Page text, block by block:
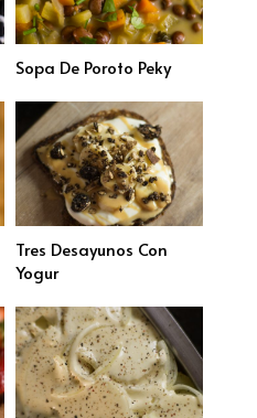
Sopa De Poroto Peky
Tres Desayunos Con
Yogur